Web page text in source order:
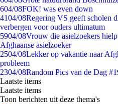
604/08FOK! was even down
4104/08Regering VS geeft scholen
verbergen voor ouders ultimatum
5904/08Vrouw die asielzoekers
Afghaanse asielzoeker
2504/08Lekker op vakantie naar
probleem
2304/08Random Pics van de Dag
Laatste items
Laatste items
Toon berichten uit deze thema's